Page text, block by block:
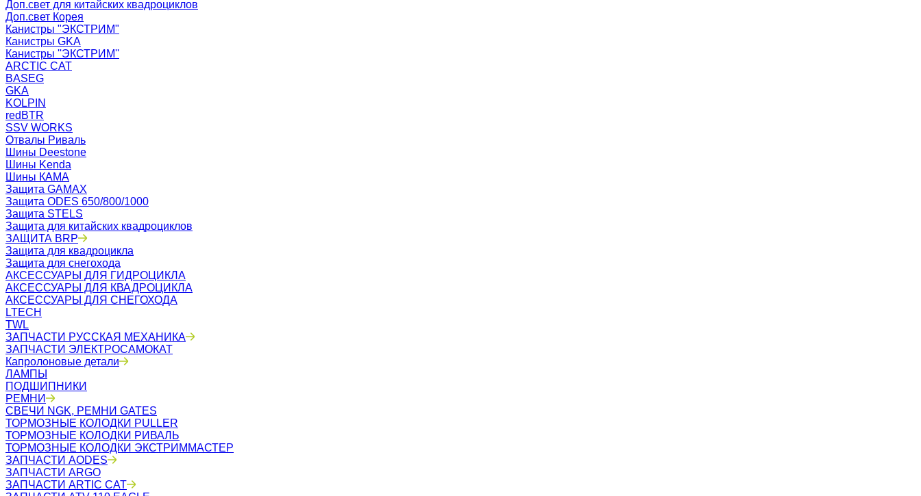
Доп.свет для китайских квадроциклов
Доп.свет Корея
Канистры "ЭКСТРИМ"
Канистры GKA
Канистры ''ЭКСТРИМ''
ARCTIC CAT
BASEG
GKA
KOLPIN
redBTR
SSV WORKS
Отвалы Риваль
Шины Deestone
Шины Kenda
Шины КАМА
Защита GAMAX
Защита ODES 650/800/1000
Защита STELS
Защита для китайских квадроциклов
ЗАЩИТА BRP
Защита для квадроцикла
Защита для снегохода
АКСЕССУАРЫ ДЛЯ ГИДРОЦИКЛА
АКСЕССУАРЫ ДЛЯ КВАДРОЦИКЛА
АКСЕССУАРЫ ДЛЯ СНЕГОХОДА
LTECH
TWL
ЗАПЧАСТИ РУССКАЯ МЕХАНИКА
ЗАПЧАСТИ ЭЛЕКТРОСАМОКАТ
Капролоновые детали
ЛАМПЫ
ПОДШИПНИКИ
РЕМНИ
СВЕЧИ NGK, РЕМНИ GATES
ТОРМОЗНЫЕ КОЛОДКИ PULLER
ТОРМОЗНЫЕ КОЛОДКИ РИВАЛЬ
ТОРМОЗНЫЕ КОЛОДКИ ЭКСТРИММАСТЕР
ЗАПЧАСТИ AODES
ЗАПЧАСТИ ARGO
ЗАПЧАСТИ ARTIC CAT